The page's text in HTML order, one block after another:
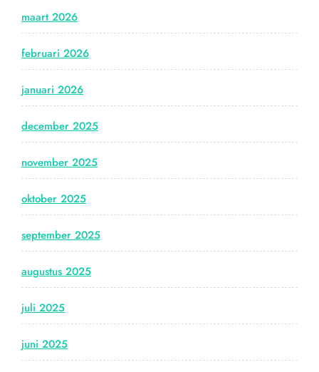
maart 2026
februari 2026
januari 2026
december 2025
november 2025
oktober 2025
september 2025
augustus 2025
juli 2025
juni 2025